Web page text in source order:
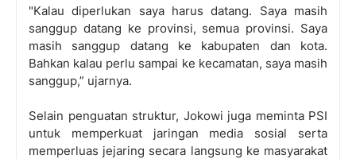
"Kalau diperlukan saya harus datang. Saya masih
sanggup datang ke provinsi, semua provinsi. Saya
masih sanggup datang ke kabupaten dan kota.
Bahkan kalau perlu sampai ke kecamatan, saya masih
sanggup,” ujarnya.
Selain penguatan struktur, Jokowi juga meminta PSI
untuk memperkuat jaringan media sosial serta
memperluas jejaring secara langsung ke masyarakat